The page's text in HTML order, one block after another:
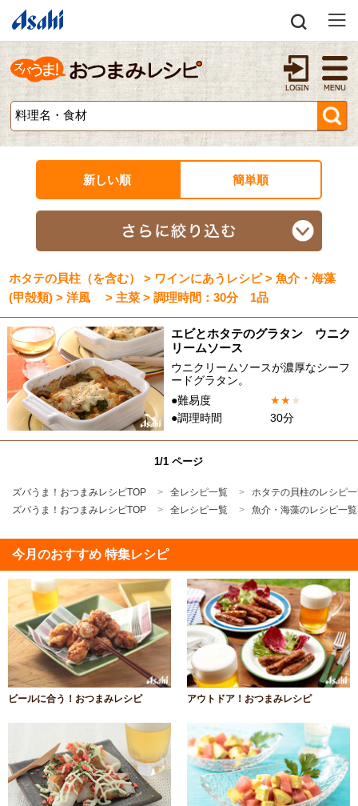
新しい順 簡単順
ホタテの貝柱（を含む） > ワインにあうレシピ > 魚介・海藻
(甲殻類) > 洋風 > 主菜 > 調理時間：30分 1品
エビとホタテのグラタン ウニク
リームソース
ウニクリームソースが濃厚なシーフ
ードグラタン。
●難易度
★★★
●調理時間
30分
1/1 ページ
ズバうま！おつまみレシピTOP 全レシピ一覧
ホタテの貝柱のレシピ
ズバうま！おつまみレシピTOP
全レシピ一覧 魚介・海藻のレシピ一覧
今月のおすすめ 特集レシピ
ビールに合う！おつまみレシピ アウトドア！おつまみレシピ